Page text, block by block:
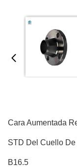
Cara Aumentada
STD Del Cuello
B16.5